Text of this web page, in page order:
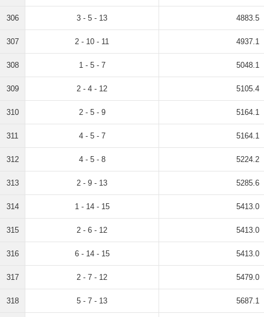
306 3 - 5 - 13 4883.5
307 2 - 10 - 11 4937.1
308 1 - 5 - 7 5048.1
309 2 - 4 - 12 5105.4
310 2 - 5 - 9 5164.1
311 4 - 5 - 7 5164.1
312 4 - 5 - 8 5224.2
313 2 - 9 - 13 5285.6
314 1 - 14 - 15 5413.0
315 2 - 6 - 12 5413.0
316 6 - 14 - 15 5413.0
317 2 - 7 - 12 5479.0
318 5 - 7 - 13 5687.1